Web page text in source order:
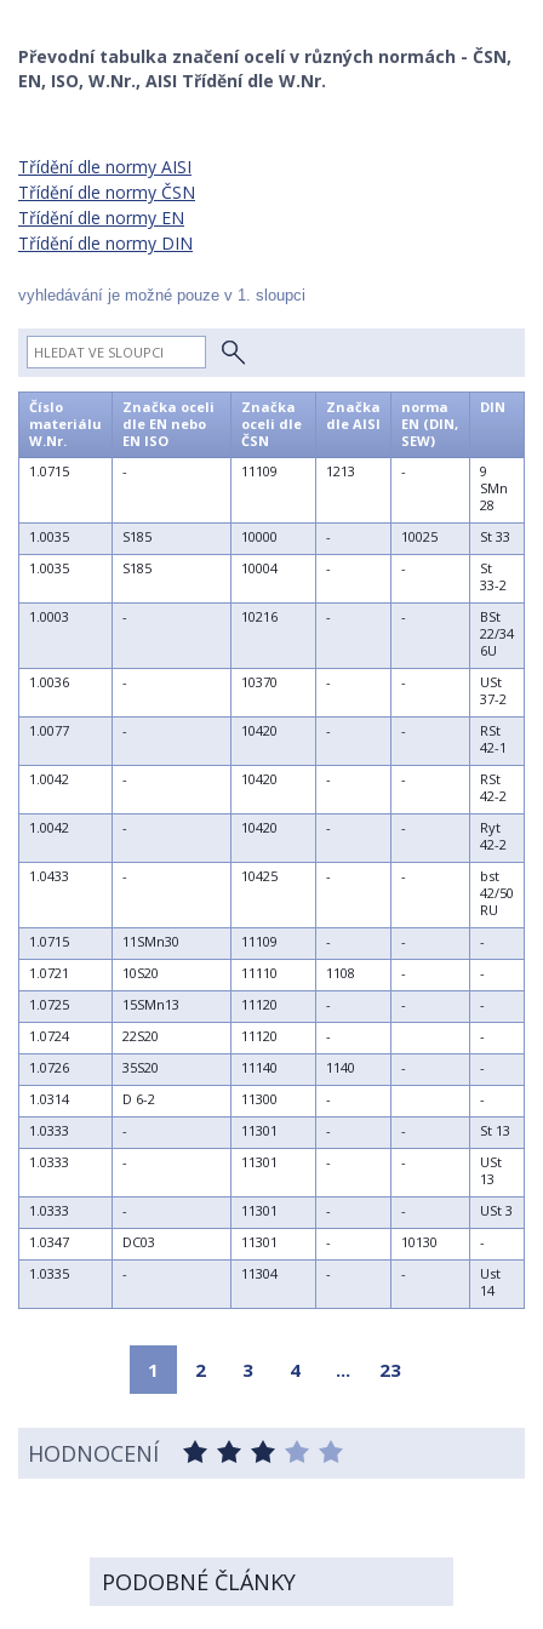
Převodní tabulka značení ocelí v různých normách - ČSN,
EN, ISO, W.Nr., AISI Třídění dle W.Nr.
Třídění dle normy AISI
Třídění dle normy ČSN
Třídění dle normy EN
Třídění dle normy DIN
vyhledávání je možné pouze v 1. sloupci
Číslo
materiálu
W.Nr.
Značka oceli
dle EN nebo
EN ISO
Značka
oceli dle
ČSN
Značka
dle AISI
norma
EN (DIN,
SEW)
DIN
1.0715 - 11109 1213 -
9
SMn
28
1.0035
S185 10000 - 10025
St 33
1.0035
S185 10004 - -
St
33-2
1.0003
- 10216 - -
BSt
22/34
6U
1.0036
- 10370 - -
USt
37-2
1.0077
- 10420 - -
RSt
42-1
1.0042
- 10420 - -
RSt
42-2
1.0042
- 10420 - -
Ryt
42-2
1.0433
- 10425 - -
bst
42/50
RU
1.0715
11SMn30 11109 - -
-
1.0721
10S20 11110 1108 -
-
1.0725
15SMn13 11120 - -
-
1.0724
22S20 11120 -
-
1.0726
35S20 11140 1140 -
-
1.0314
D 6-2 11300 -
-
1.0333
- 11301 - -
St 13
1.0333
- 11301 - -
USt
13
1.0333
- 11301 - -
USt 3
1.0347
DC03 11301 - 10130
-
1.0335
- 11304 - -
Ust
14
1 2 3 4 ... 23
HODNOCENÍ
PODOBNÉ ČLÁNKY